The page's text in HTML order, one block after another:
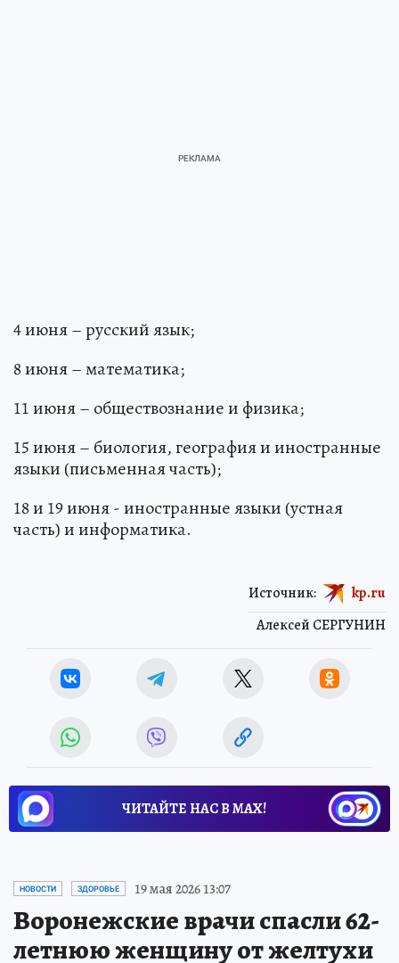
4 июня – русский язык;
8 июня – математика;
11 июня – обществознание и физика;
15 июня – биология, география и иностранные
языки (письменная часть);
18 и 19 июня - иностранные языки (устная
часть) и информатика.
Алексей СЕРГУНИН
Источник: kp.ru
ЧИТАЙТЕ НАС В МАХ!
НОВОСТИ ЗДОРОВЬЕ 19 мая 2026 13:07
Воронежские врачи спасли 62-
летнюю женщину от желтухи